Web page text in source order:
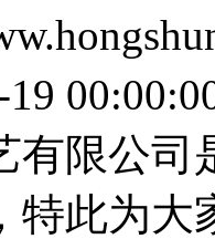
有限公司
特此为大